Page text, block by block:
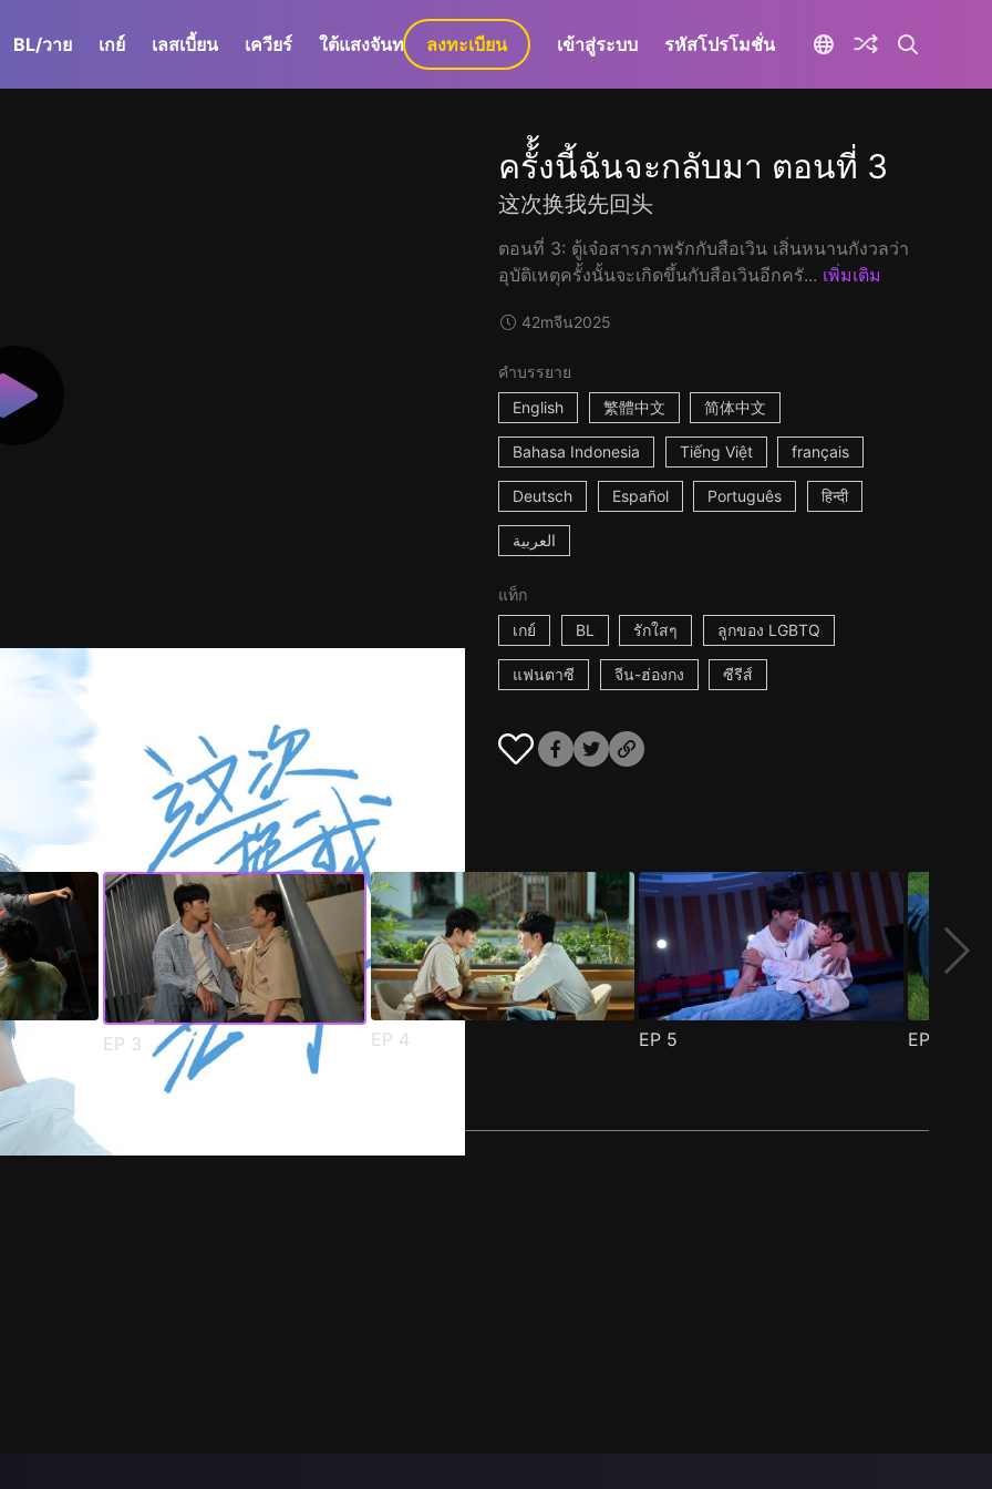
BL/วาย เกย์ เลสเบี้ยน เควียร์ ใต้แสงจันทร์ GaLa+
ลงทะเบียน เข้าสู่ระบบ รหัสโปรโมชั่น
ครั้้งนี้ฉันจะกลับมา ตอนที่ 3
这次换我先回头
ตอนที่ 3: ตู้เจ๋อสารภาพรักกับสือเวิน เสิ่นหนานกังวลว่า
อุบัติเหตุครั้งนั้นจะเกิดขึ้นกับสือเวินอีกครั... เพิ่มเติม
42mจีน2025
คำบรรยาย
English
繁體中文 简体中文
Bahasa Indonesia Tiếng Việt français
Deutsch Español Português हिन्दी
العربية
แท็ก
เกย์
BL รักใสๆ ลูกของ LGBTQ
แฟนตาซี จีน-ฮ่องกง ซีรีส์
EP 3 EP 4 EP 5 EP